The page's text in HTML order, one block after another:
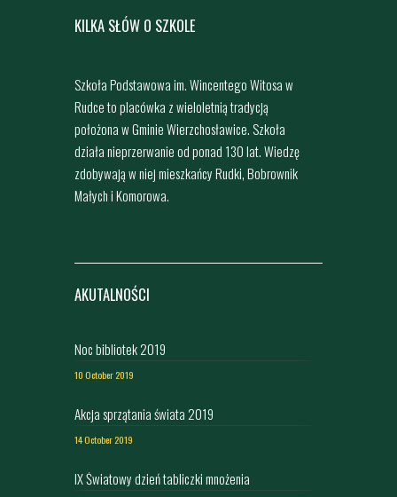
KILKA SŁÓW O SZKOLE
Szkoła Podstawowa im. Wincentego Witosa w
Rudce to placówka z wieloletnią tradycją
położona w Gminie Wierzchosławice. Szkoła
działa nieprzerwanie od ponad 130 lat. Wiedzę
zdobywają w niej mieszkańcy Rudki, Bobrownik
Małych i Komorowa.
AKUTALNOŚCI
Noc bibliotek 2019
10 October 2019
Akcja sprzątania świata 2019
14 October 2019
IX Światowy dzień tabliczki mnożenia